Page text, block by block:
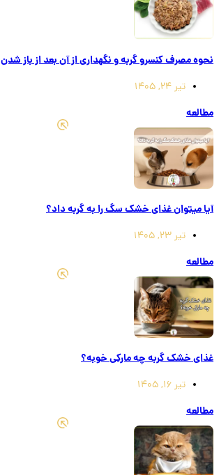
نحوه مصرف کنسرو گربه و نگهداری از آن بعد از باز شدن
تیر 24, 1405
مطالعه
آیا میتوان غذای خشک سگ را به گربه داد؟
تیر 23, 1405
مطالعه
غذای خشک گربه چه مارکی خوبه؟
تیر 16, 1405
مطالعه